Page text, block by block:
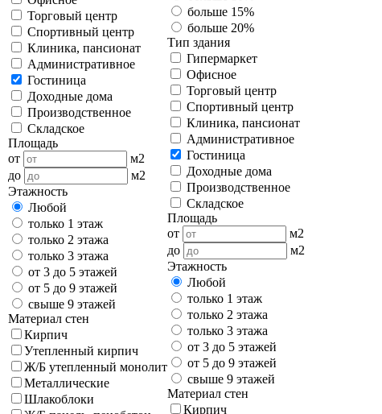
Торговый центр
Спортивный центр
Клиника, пансионат
Административное
Гостиница
Доходные дома
Производственное
Складское
Площадь
от
м2
до
м2
Этажность
Любой
только 1 этаж
только 2 этажа
только 3 этажа
от 3 до 5 этажей
от 5 до 9 этажей
свыше 9 этажей
Материал стен
Кирпич
Утепленный кирпич
Ж/Б утепленный монолит
Металлические
Шлакоблоки
больше 15%
больше 20%
Тип здания
Гипермаркет
Офисное
Торговый центр
Спортивный центр
Клиника, пансионат
Административное
Гостиница
Доходные дома
Производственное
Складское
Площадь
от
м2
до
м2
Этажность
Любой
только 1 этаж
только 2 этажа
только 3 этажа
от 3 до 5 этажей
от 5 до 9 этажей
свыше 9 этажей
Материал стен
Кирпич